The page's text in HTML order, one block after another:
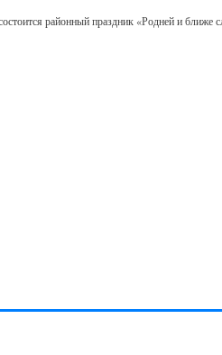
районный праздник «Родней и ближе